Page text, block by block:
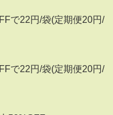
で22円/袋(定期便20円/
で22円/袋(定期便20円/